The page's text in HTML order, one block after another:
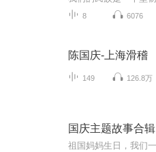
8 6076
陈国庆-上海滑稽
149 126.8万
国庆主题故事合辑